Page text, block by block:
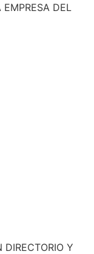
DEL
DIRECTORIO Y